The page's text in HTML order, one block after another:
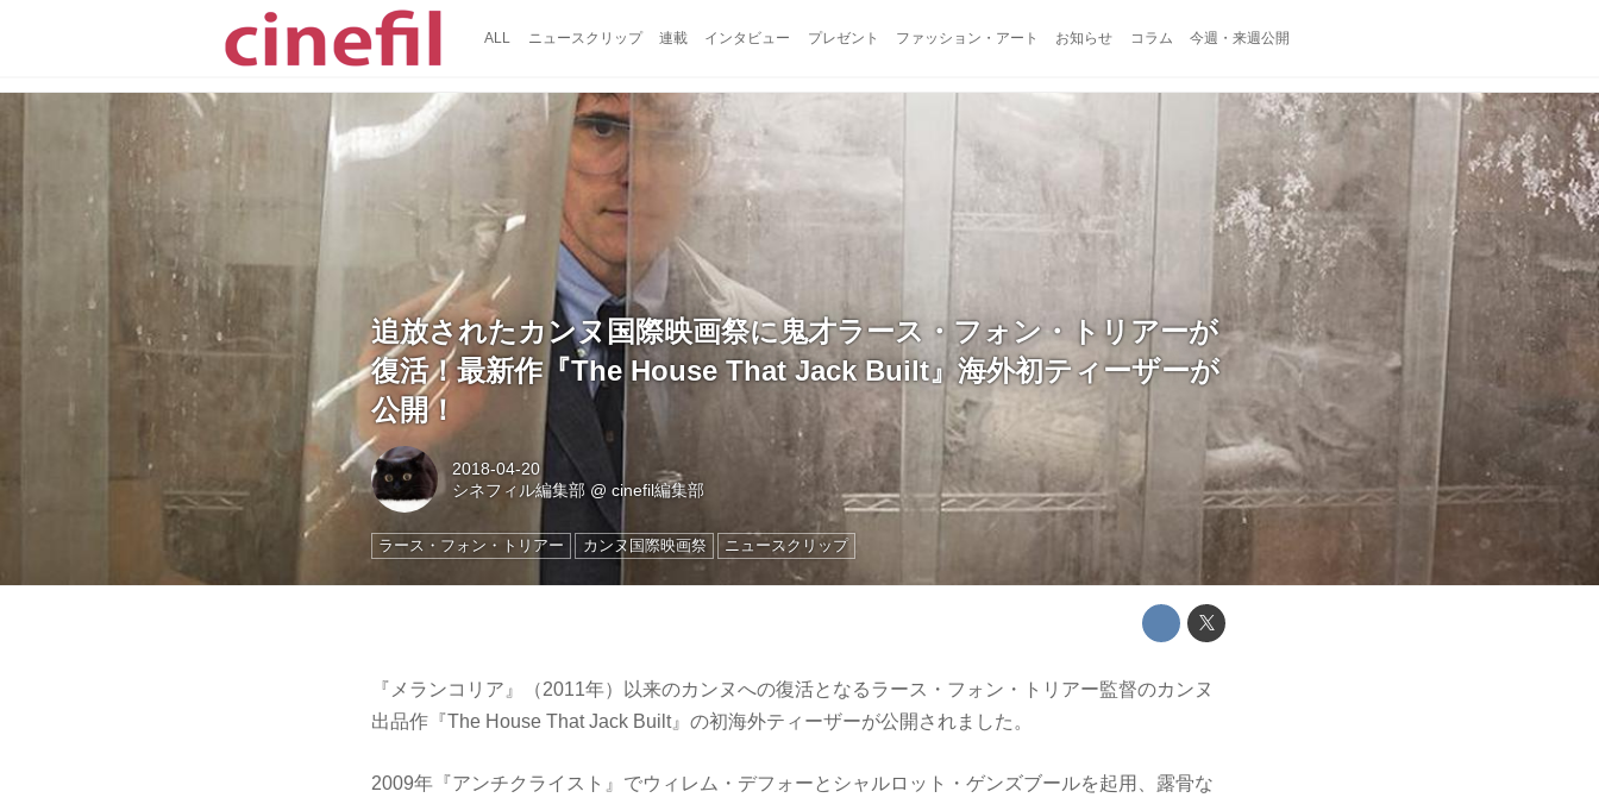
ALL ニュースクリップ 連載 インタビュー プレゼント ファッション・アート お知らせ コラム 今週・来週公開
追放されたカンヌ国際映画祭に鬼才ラース・フォン・トリアーが
復活！最新作『The House That Jack Built』海外初ティーザーが
公開！
2018-04-20
シネフィル編集部 @cinefil編集部
ラース・フォン・トリアー カンヌ国際映画祭 ニュースクリップ
『メランコリア』（2011年）以来のカンヌへの復活となるラース・フォン・トリアー監督のカンヌ
出品作『The House That Jack Built』の初海外ティーザーが公開されました。
2009年『アンチクライスト』でウィレム・デフォーとシャルロット・ゲンズブールを起用、露骨な